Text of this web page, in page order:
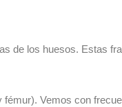
de los huesos. Estas
Vemos con